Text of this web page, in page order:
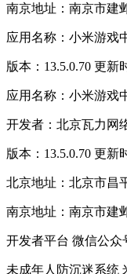
南京地址：南京市建
应用名称：小米游戏
版本：13.5.0.70 更新
应用名称：小米游戏
开发者：北京瓦力网
版本：13.5.0.70 更新
北京地址：北京市昌
南京地址：南京市建
开发者平台 微信公众
未成年人防沉迷系统